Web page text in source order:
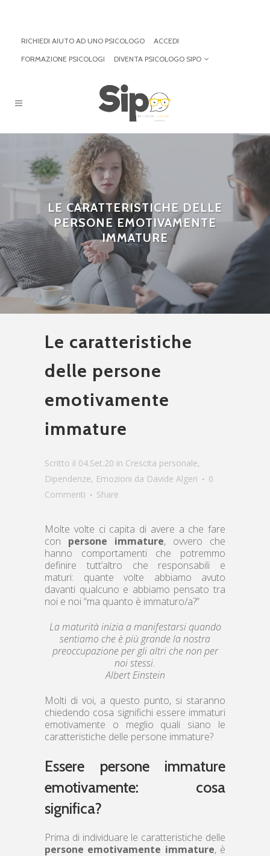
RICHIEDI AIUTO AD UNO PSICOLOGO
ACCEDI
FORMAZIONE PSICOLOGI
DIVENTA PSICOLOGO SIPO
LE CARATTERISTICHE DELLE
PERSONE EMOTIVAMENTE
IMMATURE
Le caratteristiche
delle persone
emotivamente
immature
Scritto il 04.Set.20 in Crescita personale,
Dipendenze, Emozioni da Davide Algeri
0
Commenti
Share
Molte volte ci capita di avere a che fare
con persone immature, ovvero che
hanno comportamenti che potremmo
definire tutt’altro che responsabili e
maturi: quante volte abbiamo avuto
davanti qualcuno e abbiamo pensato tra
noi e noi “ma quanto è immaturo/a?”
La maturità inizia a manifestarsi quando
sentiamo che è più grande la nostra
preoccupazione per gli altri che non per
noi stessi.
Albert Einstein
Molti di voi, a questo punto, si staranno
chiedendo cosa significhi essere immaturi
emotivamente o meglio quali siano le
caratteristiche delle persone immature?
Essere persone immature
emotivamente: cosa
significa?
Prima di individuare le caratteristiche delle
persone emotivamente immature, è